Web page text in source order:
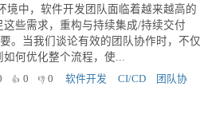
不仅可以提高软件的稳定性和可靠
开发效率。为了提升代码质量，我们
查到代码重构，全方位提升代码...
0 0 代码质量 代码检查